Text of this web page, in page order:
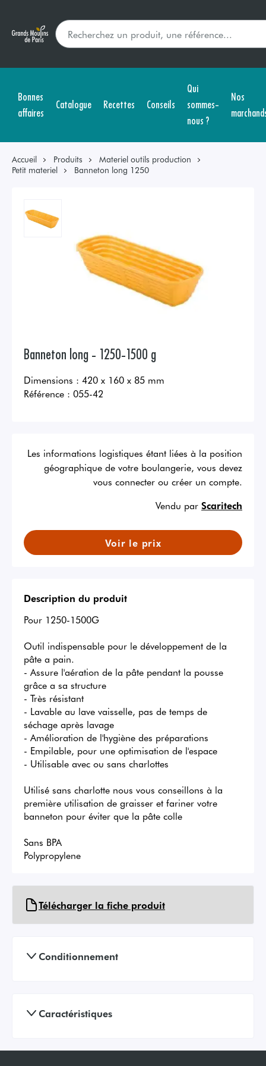
Bonnes
affaires
Catalogue Recettes Conseils
Qui
sommes-
nous ?
Nos
Accueil Produits
Materiel outils production
Petit materiel
Banneton long 1250
Banneton long - 1250-1500 g
Dimensions : 420 x 160 x 85 mm
Référence : 055-42
Les informations logistiques étant liées à la position
géographique de votre boulangerie, vous devez
vous connecter ou créer un compte.
Vendu par Scaritech
Voir le prix
Description du produit
Pour 1250-1500G
Outil indispensable pour le développement de la
pâte a pain.
- Assure l'aération de la pâte pendant la pousse
grâce a sa structure
- Très résistant
- Lavable au lave vaisselle, pas de temps de
séchage après lavage
- Amélioration de l'hygiène des préparations
- Empilable, pour une optimisation de l'espace
- Utilisable avec ou sans charlottes
Utilisé sans charlotte nous vous conseillons à la
première utilisation de graisser et fariner votre
banneton pour éviter que la pâte colle
Sans BPA
Polypropylene
Télécharger la fiche produit
Conditionnement
Caractéristiques